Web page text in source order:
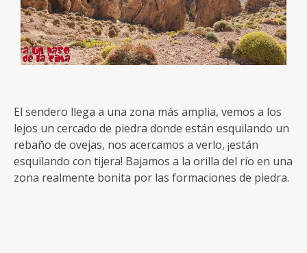
El sendero llega a una zona más amplia, vemos a los
lejos un cercado de piedra donde están esquilando un
rebaño de ovejas, nos acercamos a verlo, ¡están
esquilando con tijera! Bajamos a la orilla del río en una
zona realmente bonita por las formaciones de piedra.